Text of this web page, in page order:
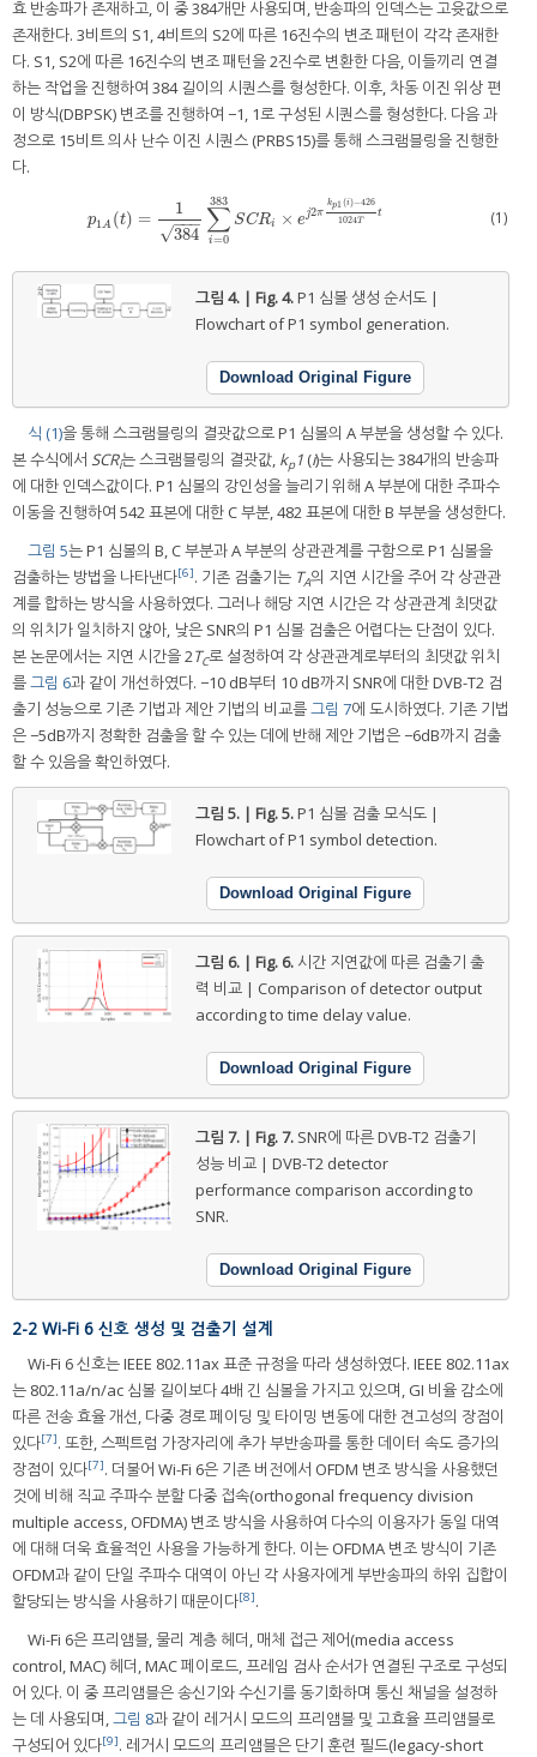
효 반송파가 존재하고, 이 중 384개만 사용되며, 반송파의 인덱스는 고윳값으로
존재한다. 3비트의 S1, 4비트의 S2에 따른 16진수의 변조 패턴이 각각 존재한
다. S1, S2에 따른 16진수의 변조 패턴을 2진수로 변환한 다음, 이들끼리 연결
하는 작업을 진행하여 384 길이의 시퀀스를 형성한다. 이후, 차동 이진 위상 편
이 방식(DBPSK) 변조를 진행하여 −1, 1로 구성된 시퀀스를 형성한다. 다음 과
정으로 15비트 의사 난수 이진 시퀀스 (PRBS15)를 통해 스크램블링을 진행한
다.
p1 A (t) =
1
384
−−
−
√ ∑
i=0
383
SCRi × ej2π
kp1(i)−426
1024T
t
p1A(t)= 1384∑i=0383 SCRi×ej2 πkp1(i)−4261024 (1)
그림 4. | Fig. 4.P1 심볼 생성 순서도 |
Flowchart of P1 symbol generation.
Download Original Figure
식 (1)을 통해 스크램블링의 결괏값으로 P1 심볼의 A 부분을 생성할 수 있다.
본 수식에서 SCRi는 스크램블링의 결괏값, kp1 (i)는 사용되는 384개의 반송파
에 대한 인덱스값이다. P1 심볼의 강인성을 늘리기 위해 A 부분에 대한 주파수
이동을 진행하여 542 표본에 대한 C 부분, 482 표본에 대한 B 부분을 생성한다.
그림 5는 P1 심볼의 B, C 부분과 A 부분의 상관관계를 구함으로 P1 심볼을
검출하는 방법을 나타낸다[6]. 기존 검출기는 TA의 지연 시간을 주어 각 상관관
계를 합하는 방식을 사용하였다. 그러나 해당 지연 시간은 각 상관관계 최댓값
의 위치가 일치하지 않아, 낮은 SNR의 P1 심볼 검출은 어렵다는 단점이 있다.
본 논문에서는 지연 시간을 2TC로 설정하여 각 상관관계로부터의 최댓값 위치
를그림 6과 같이 개선하였다. −10 dB부터 10 dB까지 SNR에 대한 DVB-T2 검
출기 성능으로 기존 기법과 제안 기법의 비교를그림 7에 도시하였다. 기존 기법
은 −5dB까지 정확한 검출을 할 수 있는 데에 반해 제안 기법은 −6dB까지 검출
할 수 있음을 확인하였다.
그림 5. | Fig. 5.P1 심볼 검출 모식도 |
Flowchart of P1 symbol detection.
Download Original Figure
그림 6. | Fig. 6. 시간 지연값에 따른 검출기 출
력 비교 | Comparison of detector output
according to time delay value.
Download Original Figure
그림 7. | Fig. 7. SNR에 따른 DVB-T2 검출기
성능 비교 | DVB-T2 detector
performance comparison according to
SNR.
Download Original Figure
2-2 Wi-Fi 6 신호 생성 및 검출기 설계
Wi-Fi 6 신호는 IEEE 802.11ax 표준 규정을 따라 생성하였다. IEEE 802.11ax
는 802.11a/n/ac 심볼 길이보다 4배 긴 심볼을 가지고 있으며, GI 비율 감소에
따른 전송 효율 개선, 다중 경로 페이딩 및 타이밍 변동에 대한 견고성의 장점이
있다[7]. 또한, 스펙트럼 가장자리에 추가 부반송파를 통한 데이터 속도 증가의
장점이 있다[7]. 더불어 Wi-Fi 6은 기존 버전에서 OFDM 변조 방식을 사용했던
것에 비해 직교 주파수 분할 다중 접속(orthogonal frequency division
multiple access, OFDMA) 변조 방식을 사용하여 다수의 이용자가 동일 대역
에 대해 더욱 효율적인 사용을 가능하게 한다. 이는 OFDMA 변조 방식이 기존
OFDM과 같이 단일 주파수 대역이 아닌 각 사용자에게 부반송파의 하위 집합이
할당되는 방식을 사용하기 때문이다[8].
Wi-Fi 6은 프리앰블, 물리 계층 헤더, 매체 접근 제어(media access
control, MAC) 헤더, MAC 페이로드, 프레임 검사 순서가 연결된 구조로 구성되
어 있다. 이 중 프리앰블은 송신기와 수신기를 동기화하며 통신 채널을 설정하
는 데 사용되며,그림 8과 같이 레거시 모드의 프리앰블 및 고효율 프리앰블로
구성되어 있다[9]. 레거시 모드의 프리앰블은 단기 훈련 필드(legacy-short